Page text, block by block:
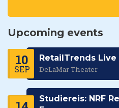
Upcoming events
10
SEP
RetailTrends Live
DeLaMar Theater
Studiereis: NRF